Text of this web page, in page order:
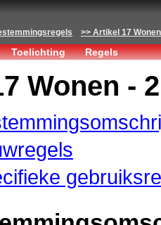
Artikel 17
Toelichting Regels
Wonen - 2